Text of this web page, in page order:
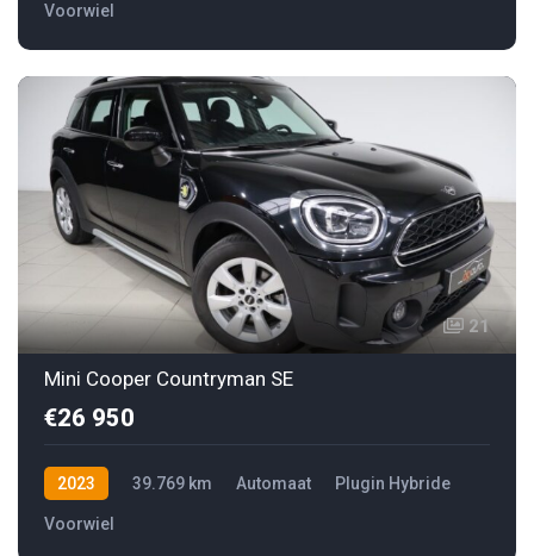
Voorwiel
21
Mini Cooper Countryman SE
€26 950
2023 39.769 km Automaat Plugin Hybride
Voorwiel